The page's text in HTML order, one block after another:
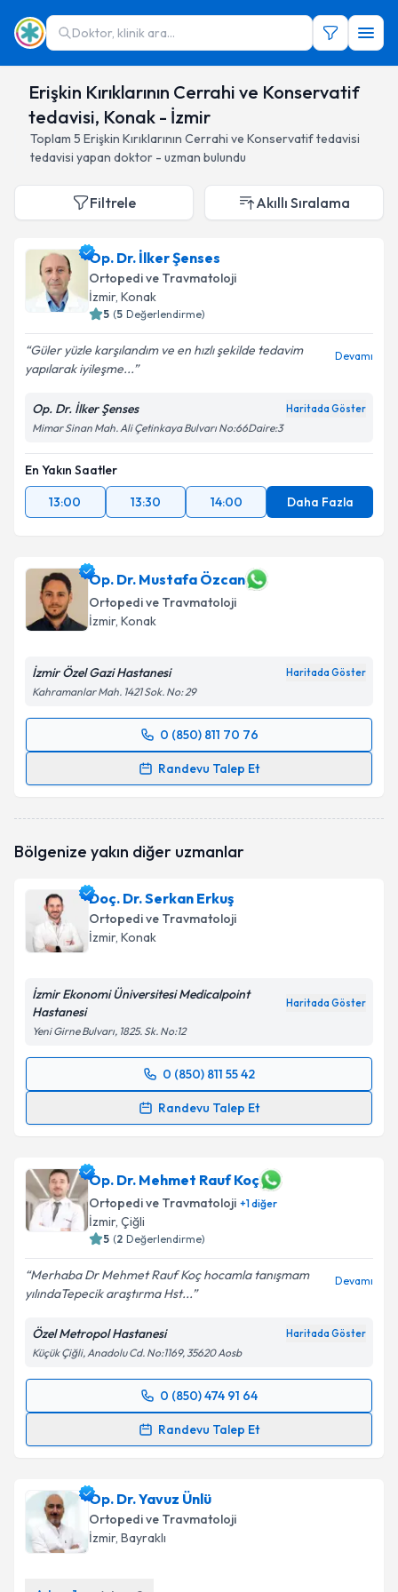
Doktor, klinik ara...
Erişkin Kırıklarının Cerrahi ve Konservatif
tedavisi, Konak - İzmir
Toplam 5 Erişkin Kırıklarının Cerrahi ve Konservatif tedavisi
tedavisi yapan doktor - uzman bulundu
Filtrele Akıllı Sıralama
Op. Dr. İlker Şenses
Ortopedi ve Travmatoloji
İzmir, Konak
5 (5 Değerlendirme)
Güler yüzle karşılandım ve en hızlı şekilde tedavim
yapılarak iyileşme...
Devamı
Op. Dr. İlker Şenses Haritada Göster
Mimar Sinan Mah. Ali Çetinkaya Bulvarı No:66Daire:3
En Yakın Saatler
13:00
13:30 14:00 Daha Fazla
Op. Dr. Mustafa Özcan
Ortopedi ve Travmatoloji
İzmir, Konak
İzmir Özel Gazi Hastanesi Haritada Göster
Kahramanlar Mah. 1421 Sok. No: 29
0 (850) 811 70 76
Randevu Talep Et
Randevu Takvimi Talebi
oluşturun. Size bu uzmandan randevu almanız için bir
kapsamda işlenmesini kabul ediyorum.
Bölgenize yakın diğer uzmanlar
Doç. Dr. Serkan Erkuş
Ortopedi ve Travmatoloji
İzmir, Konak
İzmir Ekonomi Üniversitesi Medicalpoint
Hastanesi
Haritada Göster
Yeni Girne Bulvarı, 1825. Sk. No:12
0 (850) 811 55 42
Randevu Talep Et
Randevu Takvimi Talebi
takvim hazırlandığında e-posta ile bilgilendireceğiz.
E-posta Adresiniz
Kişisel verilerimin işlenmesine ilişkin
kapsamda işlenmesini kabul ediyorum.
Takvim Talebini Gönder
Op. Dr. Mehmet Rauf Koç
Ortopedi ve Travmatoloji +1diğer
İzmir, Çiğli
5 (2 Değerlendirme)
Merhaba Dr Mehmet Rauf Koç hocamla tanışmam
yılındaTepecik araştırma Hst...
Devamı
Özel Metropol Hastanesi Haritada Göster
Küçük Çiğli, Anadolu Cd. No:1169, 35620 Aosb
0 (850) 474 91 64
Randevu Talep Et
Randevu Takvimi Talebi
takvim hazırlandığında e-posta ile bilgilendireceğiz.
E-posta Adresiniz
Op. Dr. Yavuz Ünlü
Ortopedi ve Travmatoloji
İzmir, Bayraklı